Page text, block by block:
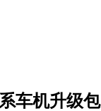
车机升级包